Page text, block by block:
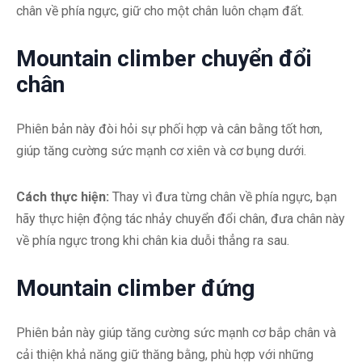
chân về phía ngực, giữ cho một chân luôn chạm đất.
Mountain climber chuyển đổi
chân
Phiên bản này đòi hỏi sự phối hợp và cân bằng tốt hơn,
giúp tăng cường sức mạnh cơ xiên và cơ bụng dưới.
Cách thực hiện: Thay vì đưa từng chân về phía ngực, bạn
hãy thực hiện động tác nhảy chuyển đổi chân, đưa chân này
về phía ngực trong khi chân kia duỗi thẳng ra sau.
Mountain climber đứng
Phiên bản này giúp tăng cường sức mạnh cơ bắp chân và
cải thiện khả năng giữ thăng bằng, phù hợp với những